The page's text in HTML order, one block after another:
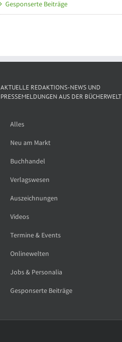
Gesponserte Beiträge
AKTUELLE REDAKTIONS-NEWS UND
PRESSEMELDUNGEN AUS DER BÜCHERWELT
Alles
Neu am Markt
Buchhandel
Verlagswesen
Auszeichnungen
Videos
Termine & Events
Onlinewelten
Jobs & Personalia
Gesponserte Beiträge